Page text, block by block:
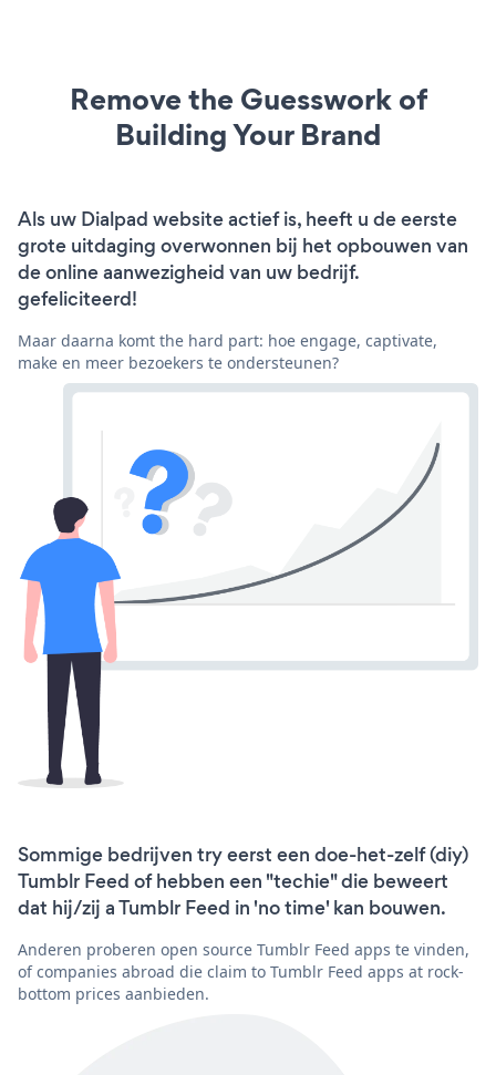
Remove the Guesswork of
Building Your Brand
Als uw Dialpad website actief is, heeft u de eerste
grote uitdaging overwonnen bij het opbouwen van
de online aanwezigheid van uw bedrijf.
gefeliciteerd!
Maar daarna komt the hard part: hoe engage, captivate,
make en meer bezoekers te ondersteunen?
Sommige bedrijven try eerst een doe-het-zelf (diy)
Tumblr Feed of hebben een "techie" die beweert
dat hij/zij a Tumblr Feed in 'no time' kan bouwen.
Anderen proberen open source Tumblr Feed apps te vinden,
of companies abroad die claim to Tumblr Feed apps at rock-
bottom prices aanbieden.